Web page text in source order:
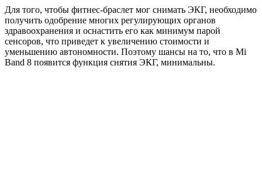
Для того, чтобы фитнес-браслет мог снимать ЭКГ, необходимо
получить одобрение многих регулирующих органов
здравоохранения и оснастить его как минимум парой
сенсоров, что приведет к увеличению стоимости и
уменьшению автономности. Поэтому шансы на то, что в Mi
Band 8 появится функция снятия ЭКГ, минимальны.